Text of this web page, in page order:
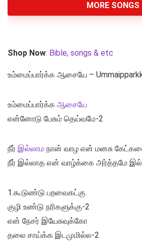
MORE SONGS
Shop Now: Bible, songs & etc
உம்மைப்பார்க்க ஆசையே –
உம்மைப்பார்க்க ஆசையே
என்னோடு பேசும் தெய்வமே-2
நீர் இல்லாம நான் வாழ என் மனசு
நீர் இல்லாத என் வாழ்க்கை அர்த்தமே
1.கூடுண்டு பறவைகட்கு
குழி உண்டு நரிகளுக்கு-2
என் நேசர் இயேசுவுக்கோ
தலை சாய்க்க இடமுமில்ல-2